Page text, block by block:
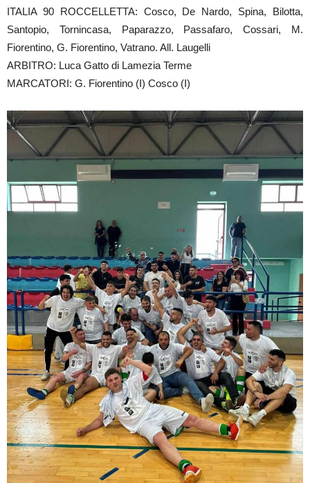
ITALIA 90 ROCCELLETTA: Cosco, De Nardo, Spina, Bilotta,
Santopio, Tornincasa, Paparazzo, Passafaro, Cossari, M.
Fiorentino, G. Fiorentino, Vatrano. All. Laugelli
ARBITRO: Luca Gatto di Lamezia Terme
MARCATORI: G. Fiorentino (I) Cosco (I)